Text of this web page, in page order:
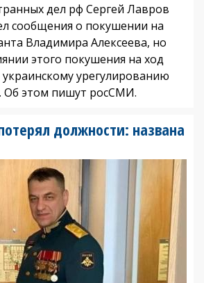
дел рф Сергей Лавров
сообщения о покушении на
Владимира Алексеева, но
этого покушения на ход
урегулированию
Об этом пишут росСМИ.
должности: названа